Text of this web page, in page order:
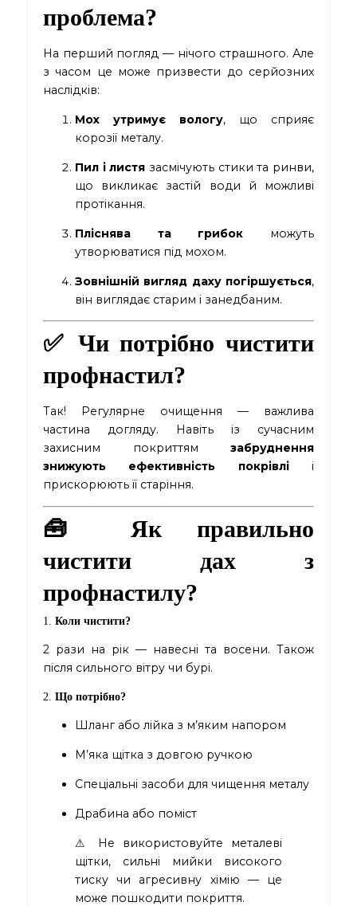
проблема?
На перший погляд — нічого страшного. Але
з часом це може призвести до серйозних
наслідків:
Мох утримує вологу, що сприяє
корозії металу.
Пил і листя засмічують стики та ринви,
що викликає застій води й можливі
протікання.
Пліснява та грибок можуть
утворюватися під мохом.
Зовнішній вигляд даху погіршується,
він виглядає старим і занедбаним.
✅ Чи потрібно чистити
профнастил?
Так! Регулярне очищення — важлива
частина догляду. Навіть із сучасним
захисним покриттям забруднення
знижують ефективність покрівліі
прискорюють її старіння.
🧰 Як правильно
чистити дах з
профнастилу?
1.Коли чистити?
2 рази на рік — навесні та восени. Також
після сильного вітру чи бурі.
2.Що потрібно?
Шланг або лійка з м’яким напором
М’яка щітка з довгою ручкою
Спеціальні засоби для чищення металу
Драбина або поміст
⚠ Не використовуйте металеві
щітки, сильні мийки високого
тиску чи агресивну хімію — це
може пошкодити покриття.